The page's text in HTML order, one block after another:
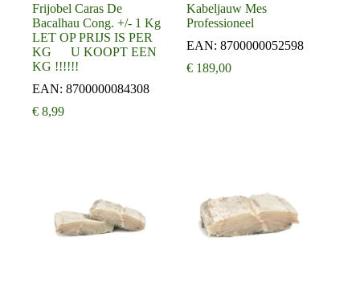
Frijobel Caras De
Bacalhau Cong. +/- 1 Kg
LET OP PRIJS IS PER
KG U KOOPT EEN
KG !!!!!!
EAN: 8700000084308
€ 8,99
Kabeljauw Mes
Professioneel
EAN:8700000052598
€ 189,00